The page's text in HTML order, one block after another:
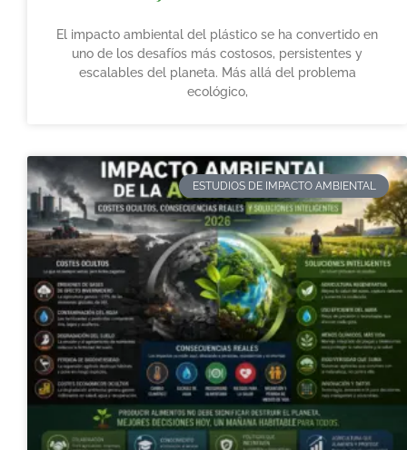
El impacto ambiental del plástico se ha convertido en
uno de los desafíos más costosos, persistentes y
escalables del planeta. Más allá del problema
ecológico,
ESTUDIOS DE IMPACTO AMBIENTAL